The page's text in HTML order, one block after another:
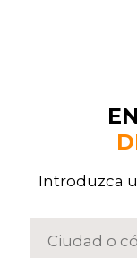
Introduzca